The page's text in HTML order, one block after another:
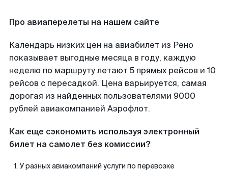
Про авиаперелеты на нашем сайте
Календарь низких цен на авиабилет из Рено
показывает выгодные месяца в году, каждую
неделю по маршруту летают 5 прямых рейсов и 10
рейсов с пересадкой. Цена варьируется, самая
дорогая из найденных пользователями 9000
рублей авиакомпанией Аэрофлот.
Как еще сэкономить используя электронный
билет на самолет без комиссии?
У разных авиакомпаний услуги по перевозке